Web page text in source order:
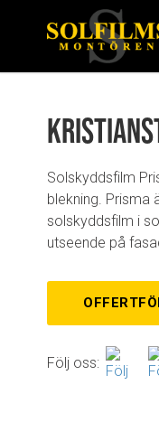
Solskyddsfilm
blekning. Prisma
solskyddsfilm i
utseende på
Följ oss: